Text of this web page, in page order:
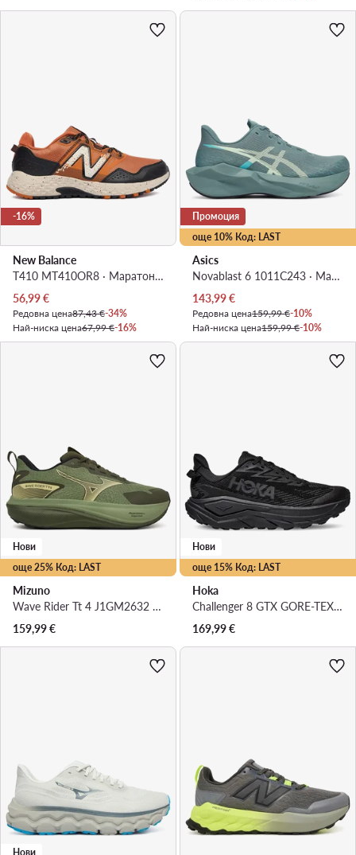
-16%
New Balance
T410 MT410OR8 · Маратонки за бягане
Актуална цена
56,99€
Редовна цена87,43 €-34%
Най-ниска цена67,99 €-16%
още 10% Код: LAST
Промоция
Asics
Novablast 6 1011C243 · Маратонки за бягане
Актуална цена
143,99€
Редовна цена159,99 €-10%
Най-ниска цена159,99 €-10%
още 25% Код: LAST
Нови
Mizuno
Wave Rider Tt 4 J1GM2632 · Маратонки за бягане
159,99€
още 15% Код: LAST
Нови
Hoka
Challenger 8 GTX GORE-TEX 1171958 · Маратонки за бягане
169,99€
Нови